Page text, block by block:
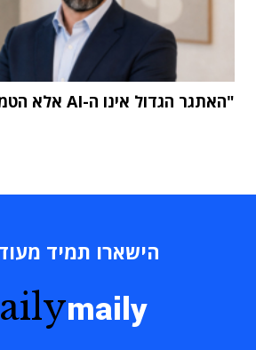
"האתגר הגדול אינו ה-AI אלא הטמעתה בארגון"
הישארו תמיד
maily